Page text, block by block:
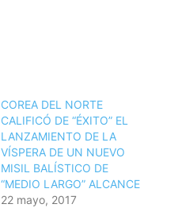
COREA DEL NORTE
CALIFICÓ DE “ÉXITO” EL
LANZAMIENTO DE LA
VÍSPERA DE UN NUEVO
MISIL BALÍSTICO DE
“MEDIO LARGO” ALCANCE
22 mayo, 2017